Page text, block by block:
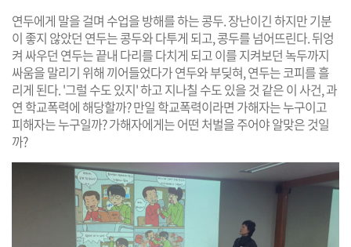
포
털 R
L
복
사
유
하
기
크
게
변
경
하
기
작
게
변
경
하
기
연두에게 말을 걸며 수업을 방해를 하는 콩두. 장난이긴 하지만 기분
이 좋지 않았던 연두는 콩두와 다투게 되고, 콩두를 넘어뜨린다. 뒤엉
켜 싸우던 연두는 끝내 다리를 다치게 되고 이를 지켜보던 녹두까지
싸움을 말리기 위해 끼어들었다가 연두와 부딪혀, 연두는 코피를 흘
리게 된다. '그럴 수도 있지' 하고 지나칠 수도 있을 것 같은 이 사건, 과
연 학교폭력에 해당할까? 만일 학교폭력이라면 가해자는 누구이고
피해자는 누구일까? 가해자에게는 어떤 처벌을 주어야 알맞은 것일
까?